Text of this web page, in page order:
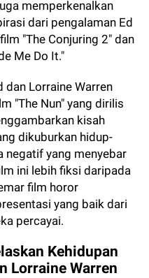
memperkenalkan
dari pengalaman Ed
"The Conjuring 2" dan
Me Do It."
dan Lorraine Warren
"The Nun" yang dirilis
kisah
dikuburkan hidup-
negatif yang menyebar
ini lebih fiksi daripada
film horor
yang baik dari
percayai.
Kehidupan
Lorraine Warren